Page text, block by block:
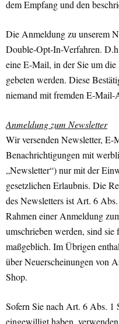
dem Empfang und den
Die Anmeldung zu unserem
Double-Opt-In-Verfahren.
eine E-Mail, in der Sie um
gebeten werden. Diese
niemand mit fremden E-Mail-
Anmeldung zum Newsletter
Wir versenden Newsletter, E-
Benachrichtigungen mit
„Newsletter“) nur mit der
gesetzlichen Erlaubnis. Die
des Newsletters ist Art. 6
Rahmen einer Anmeldung
umschrieben werden, sind
maßgeblich. Im Übrigen
über Neuerscheinungen von
Shop.
Sofern Sie nach Art. 6 Abs.
eingewilligt haben,